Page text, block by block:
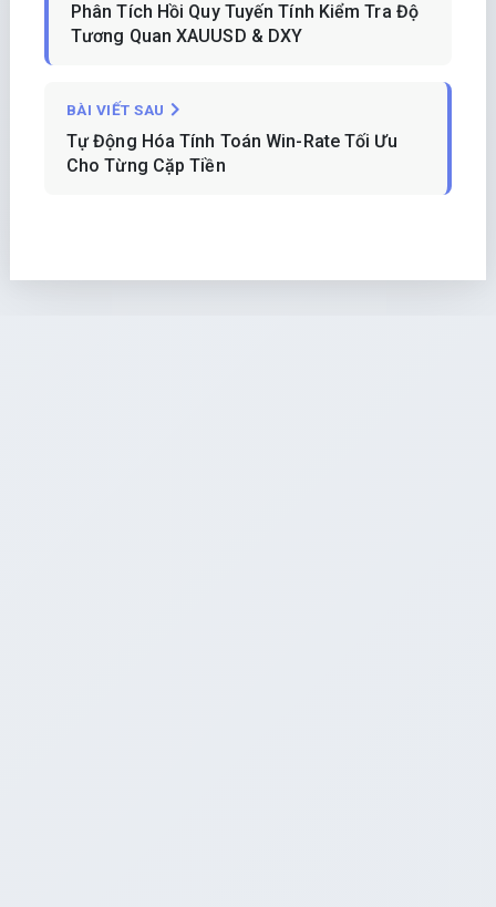
Phân Tích Hồi Quy Tuyến Tính Kiểm Tra Độ
Tương Quan XAUUSD & DXY
BÀI VIẾT SAU
Tự Động Hóa Tính Toán Win-Rate Tối Ưu
Cho Từng Cặp Tiền